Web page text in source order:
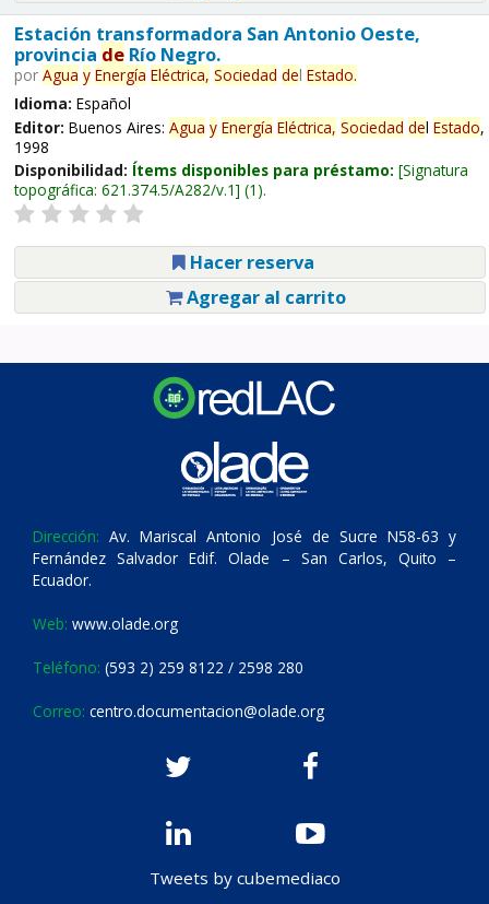
Estación transformadora San Antonio Oeste,
provincia deRío Negro.
por Agua y Energía Eléctrica, Sociedad del Estado.
Idioma: Español
Editor: Buenos Aires: Agua y Energía Eléctrica, Sociedad del Estado,
1998
Disponibilidad: Ítems disponibles para préstamo: Signatura
topográfica: 621.374.5/A282/v.1 (1).
Hacer reserva
Agregar al carrito
Dirección: Av. Mariscal Antonio José de Sucre N58-63 y
Fernández Salvador Edif. Olade – San Carlos, Quito –
Ecuador.
Web: www.olade.org
Teléfono: (593 2) 259 8122 / 2598 280
Correo: centro.documentacion@olade.org
Tweets by cubemediaco